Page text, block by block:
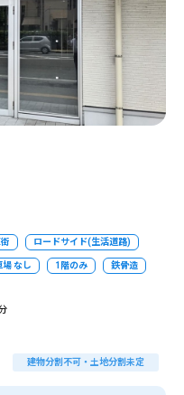
ロードサイド(生活道路)
場 なし 1階のみ 鉄骨造
建物分割不可・土地分割未定